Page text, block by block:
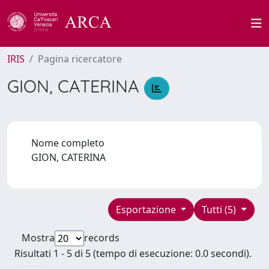
IRIS Pagina ricercatore
GION, CATERINA
Nome completo
GION, CATERINA
Tutti (5)
Esportazione
Mostra
records
Risultati 1 - 5 di 5 (tempo di esecuzione: 0.0 secondi).